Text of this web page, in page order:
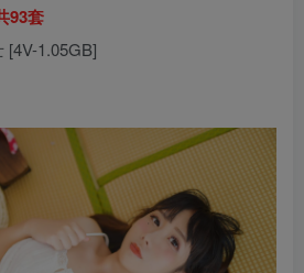
93套
[4V-1.05GB]